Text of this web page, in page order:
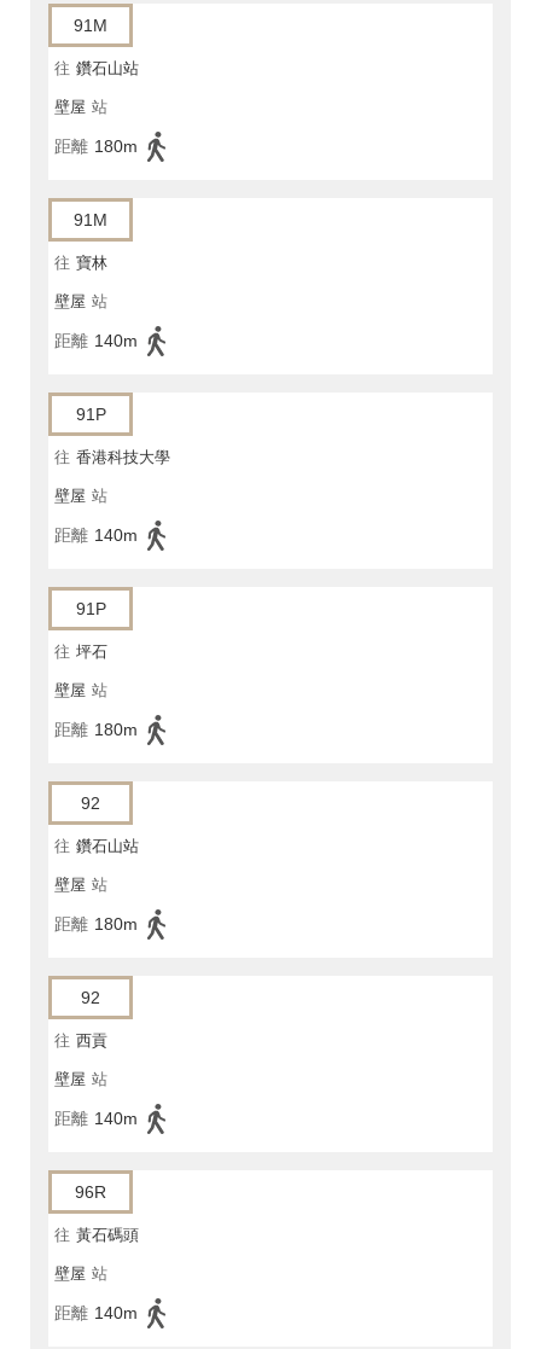
91M
往 鑽石山站
壁屋 站
距離 180m
91M
往 寶林
壁屋 站
距離 140m
91P
往 香港科技大學
壁屋 站
距離 140m
91P
往 坪石
壁屋 站
距離 180m
92
往 鑽石山站
壁屋 站
距離 180m
92
往 西貢
壁屋 站
距離 140m
96R
往 黃石碼頭
壁屋 站
距離 140m